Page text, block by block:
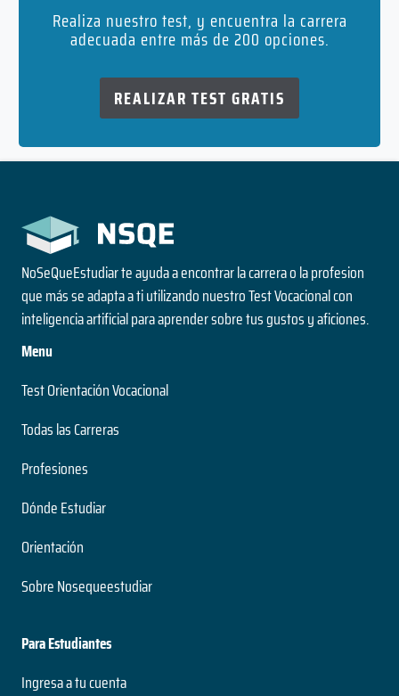
Realiza nuestro test, y encuentra la carrera
adecuada entre más de 200 opciones.
REALIZAR TEST GRATIS
NoSeQueEstudiar te ayuda a encontrar la carrera o la profesion
que más se adapta a ti utilizando nuestro Test Vocacional con
inteligencia artificial para aprender sobre tus gustos y aficiones.
Menu
Test Orientación Vocacional
Todas las Carreras
Profesiones
Dónde Estudiar
Orientación
Sobre Nosequeestudiar
Para Estudiantes
Ingresa a tu cuenta